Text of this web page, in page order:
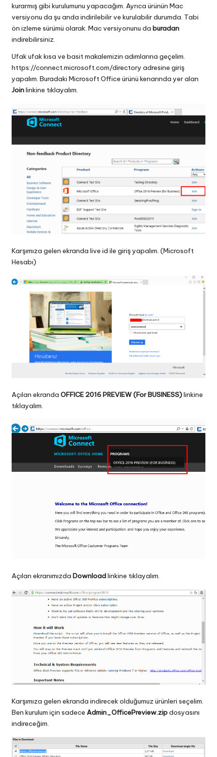
kurarmış gibi kurulumunu yapacağım. Ayrıca ürünün Mac
versiyonu da şu anda indirilebilir ve kurulabilir durumda. Tabi
ön izleme sürümü olarak. Mac versiyonunu da buradan
indirebilirsiniz.
Ufak ufak kısa ve basit makalemizin adımlarına geçelim.
https://connect.microsoft.com/directory adresine giriş
yapalım. Buradaki Microsoft Office ürünü kenarında yer alan
Joinlinkine tıklayalım.
Karşımıza gelen ekranda live id ile giriş yapalım. (Microsoft
Hesabı)
Açılan ekranda OFFICE 2016 PREVIEW (For BUSINESS)linkine
tıklayalım.
Açılan ekranımızda Downloadlinkine tıklayalım.
Karşımıza gelen ekranda indirecek olduğumuz ürünleri seçelim.
Ben kurulum için sadece Admin_OfficePreview.zipdosyasını
indireceğim.